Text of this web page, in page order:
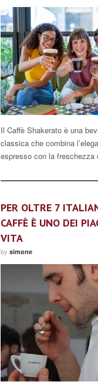
Il Caffè Shakerato è una
classica che combina
espresso con la freschezza
PER OLTRE 7
CAFFÈ È UNO DEI
VITA
by simone